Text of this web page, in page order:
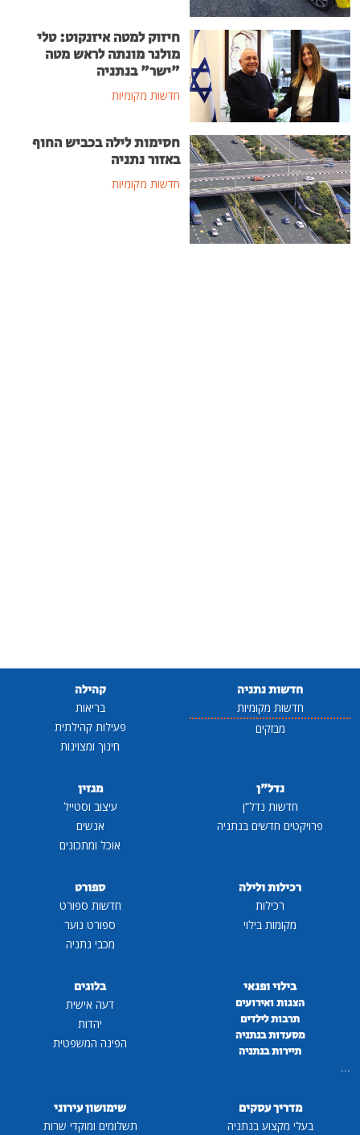
חיזוק למטה איזנקוט: טלי
מולנר מונתה לראש מטה
"ישר" בנתניה
חדשות מקומיות
חסימות לילה בכביש החוף
באזור נתניה
חדשות מקומיות
חדשות נתניה
חדשות מקומיות
מבזקים
קהילה
בריאות
פעילות קהילתית
חינוך ומצוינות
נדל"ן
חדשות נדל"ן
פרויקטים חדשים בנתניה
מגזין
עיצוב וסטייל
אנשים
אוכל ומתכונים
רכילות ולילה
רכילות
מקומות בילוי
ספורט
חדשות ספורט
ספורט נוער
מכבי נתניה
בילוי ופנאי
הצגות ואירועים
תרבות לילדים
מסעדות בנתניה
תיירות בנתניה
...
בלוגים
דעה אישית
יהדות
הפינה המשפטית
מדריך עסקים
בעלי מקצוע בנתניה
שימושון עירוני
תשלומים ומוקדי שרות